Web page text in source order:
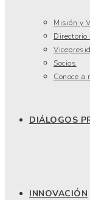
Misión y
Socios
Conoce a
DIÁLOGOS
INNOVACIÓN